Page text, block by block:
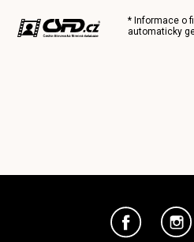
* Informace o
automaticky